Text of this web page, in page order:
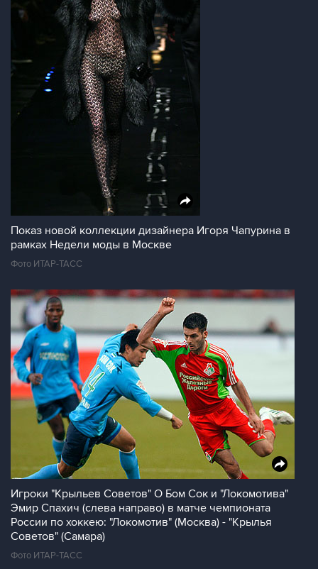
Показ новой коллекции дизайнера Игоря Чапурина в
рамках Недели моды в Москве
Фото ИТАР-ТАСС
Игроки "Крыльев Советов" О Бом Сок и "Локомотива"
Эмир Спахич (слева направо) в матче чемпионата
России по хоккею: "Локомотив" (Москва) - "Крылья
Советов" (Самара)
Фото ИТАР-ТАСС